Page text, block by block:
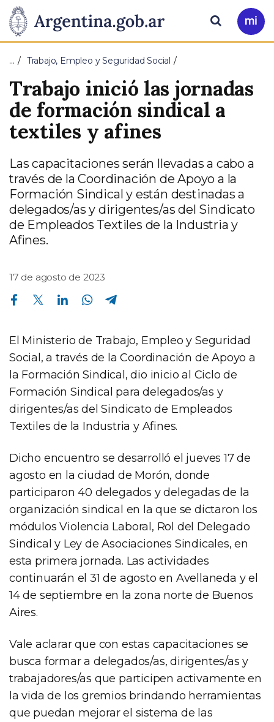
Presidencia
de
la
Nación
Pasar al contenido principal
Ir
a
Buscar
… Trabajo, Empleo y Seguridad Social
Trabajo inició las jornadas
de formación sindical a
textiles y afines
Las capacitaciones serán llevadas a cabo a
través de la Coordinación de Apoyo a la
Formación Sindical y están destinadas a
delegados/as y dirigentes/as del Sindicato
de Empleados Textiles de la Industria y
Afines.
17 de agosto de 2023
Compartir en Facebook Compartir en Twitter Compartir en Linkedin Compartir en Whatsapp
El Ministerio de Trabajo, Empleo y Seguridad
Social, a través de la Coordinación de Apoyo a
la Formación Sindical, dio inicio al Ciclo de
Formación Sindical para delegados/as y
dirigentes/as del Sindicato de Empleados
Textiles de la Industria y Afines.
Dicho encuentro se desarrolló el jueves 17 de
agosto en la ciudad de Morón, donde
participaron 40 delegados y delegadas de la
organización sindical en la que se dictaron los
módulos Violencia Laboral, Rol del Delegado
Sindical y Ley de Asociaciones Sindicales, en
esta primera jornada. Las actividades
continuarán el 31 de agosto en Avellaneda y el
14 de septiembre en la zona norte de Buenos
Aires.
Vale aclarar que con estas capacitaciones se
busca formar a delegados/as, dirigentes/as y
trabajadores/as que participen activamente en
la vida de los gremios brindando herramientas
que puedan mejorar el sistema de las